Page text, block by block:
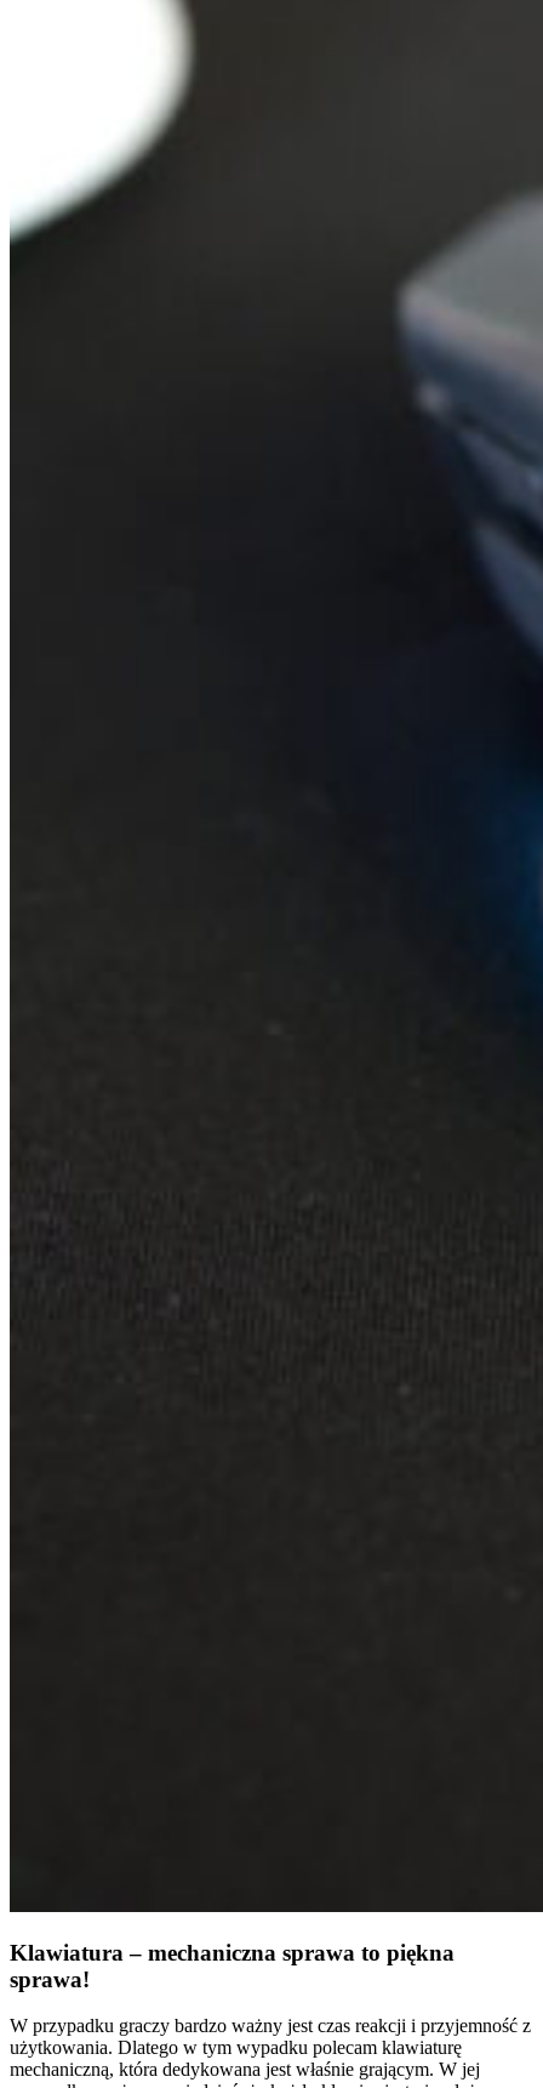
Klawiatura – mechaniczna sprawa to piękna
sprawa!
W przypadku graczy bardzo ważny jest czas reakcji i przyjemność z
użytkowania. Dlatego w tym wypadku polecam klawiaturę
mechaniczną, która dedykowana jest właśnie grającym. W jej